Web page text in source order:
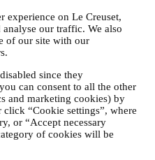
experience on Le Creuset,
analyse our traffic. We also
of our site with our
since they
can consent to all the other
and marketing cookies) by
“Cookie settings”, where
or “Accept necessary
of cookies will be
hebt, kunt u eenvoudig
Als u onze
kunt u in ieder geval een
ontvangen totdat de
en andere
of verkopen aan andere
AANBIEDINGEN AAN